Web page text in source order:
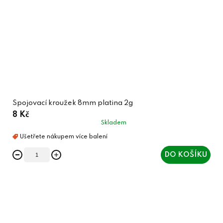
Spojovací kroužek 8mm platina 2g
8 Kč
Skladem
DO KOŠÍKU